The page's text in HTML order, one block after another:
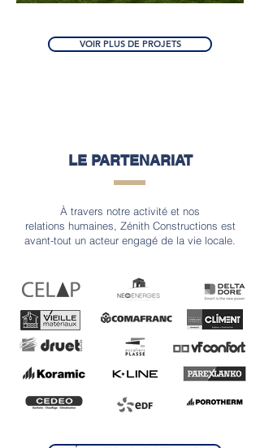
VOIR PLUS DE PROJETS
À travers notre activité et nos
relations humaines, Zénith Constructions est
avant-tout un acteur engagé de la vie locale.
LE PARTENARIAT